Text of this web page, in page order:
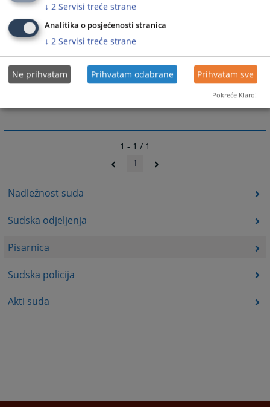
Nadležnost suda
Sudska odjeljenja
Pisarnica
Sudska policija
Akti suda
1 - 1 / 1
1
↓ 2 Servisi treće strane
Analitika o posjećenosti stranica
↓ 2 Servisi treće strane
Ne prihvatam Prihvatam odabrane Prihvatam sve
Pokreće Klaro!